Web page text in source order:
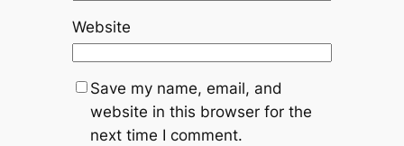
Website
Save my name, email, and
website in this browser for the
next time I comment.